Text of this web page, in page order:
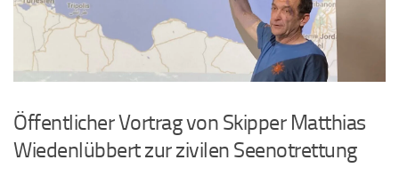
Öffentlicher Vortrag von Skipper Matthias
Wiedenlübbert zur zivilen Seenotrettung